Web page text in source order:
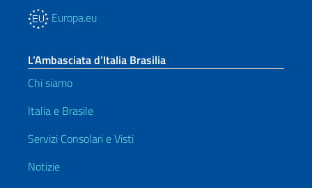
Europa.eu
L’Ambasciata d’Italia Brasilia
Chi siamo
Italia e Brasile
Servizi Consolari e Visti
Notizie